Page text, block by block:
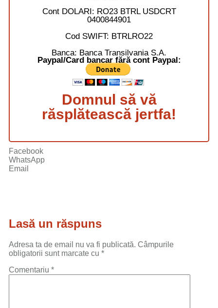
Cont DOLARI: RO23 BTRL USDCRT
0400844901
Cod SWIFT: BTRLRO22
Banca: Banca Transilvania S.A.
Paypal/Card bancar fără cont Paypal:
Domnul să vă
răsplătească jertfa!
Facebook
WhatsApp
Email
Lasă un răspuns
Adresa ta de email nu va fi publicată. Câmpurile
obligatorii sunt marcate cu *
Comentariu *